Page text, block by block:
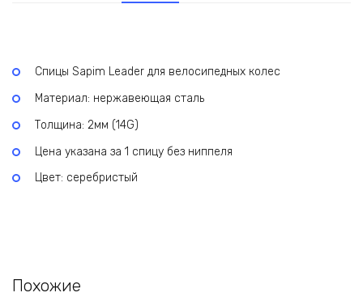
Спицы Sapim Leader для велосипедных колес
Материал: нержавеющая сталь
Толщина: 2мм (14G)
Цена указана за 1 спицу без ниппеля
Цвет: серебристый
Похожие